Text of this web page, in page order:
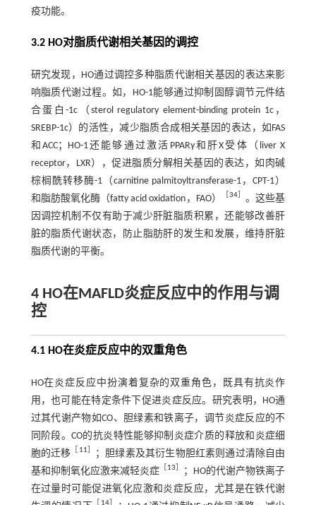
疫功能。
3.2 HO对脂质代谢相关基因的调控
研究发现，HO通过调控多种脂质代谢相关基因的表达来影
响脂质代谢过程。如，HO-1能够通过抑制固醇调节元件结
合蛋白-1c（sterol regulatory element-binding protein 1c，
SREBP-1c）的活性，减少脂质合成相关基因的表达，如FAS
和ACC；HO-1还能够通过激活PPARγ和肝X受体（liver X
receptor，LXR），促进脂质分解相关基因的表达，如肉碱
棕榈酰转移酶-1（carnitine palmitoyltransferase-1，CPT-1）
和脂肪酸氧化酶（fatty acid oxidation，FAO）
［34］ 。这些基
因调控机制不仅有助于减少肝脏脂质积累，还能够改善肝
脏的脂质代谢状态，防止脂肪肝的发生和发展，维持肝脏
脂质代谢的平衡。
4 HO在MAFLD炎症反应中的作用与调
控
4.1 HO在炎症反应中的双重角色
HO在炎症反应中扮演着复杂的双重角色，既具有抗炎作
用，也可能在特定条件下促进炎症反应。研究表明，HO通
过其代谢产物如CO、胆绿素和铁离子，调节炎症反应的不
同阶段。CO的抗炎特性能够抑制炎症介质的释放和炎症细
胞的迁移 ［ 11］
；胆绿素及其衍生物胆红素则通过清除自由
基和抑制氧化应激来减轻炎症 ［13］
；HO的代谢产物铁离子
在过量时可能促进氧化应激和炎症反应，尤其是在铁代谢
［ 14］